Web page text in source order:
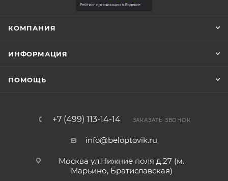
КОМПАНИЯ
ИНФОРМАЦИЯ
ПОМОЩЬ
+7 (499) 113-14-14 ЗАКАЗАТЬ ЗВОНОК
info@beloptovik.ru
Москва ул.Нижние поля д.27 (м.
Марьино, Братиславская)